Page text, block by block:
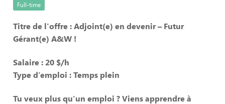
Full-time
Titre de l'offre : Adjoint(e) en devenir – Futur
Gérant(e) A&W !
Salaire : 20 $/h
Type d’emploi : Temps plein
Tu veux plus qu’un emploi ? Viens apprendre à